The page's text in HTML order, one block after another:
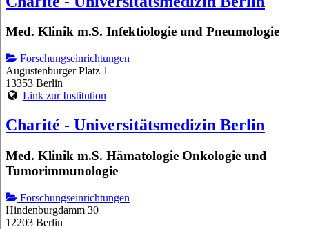
Med. Klinik m.S. Infektiologie und Pneumologie
Forschungseinrichtungen
Augustenburger Platz 1
13353 Berlin
Link zur Institution
Charité - Universitätsmedizin Berlin
Med. Klinik m.S. Hämatologie Onkologie und
Tumorimmunologie
Forschungseinrichtungen
Hindenburgdamm 30
12203 Berlin